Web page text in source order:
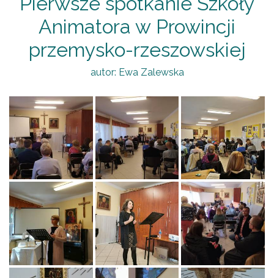
Animatora w Prowincji
przemysko-rzeszowskiej
autor: Ewa Zalewska